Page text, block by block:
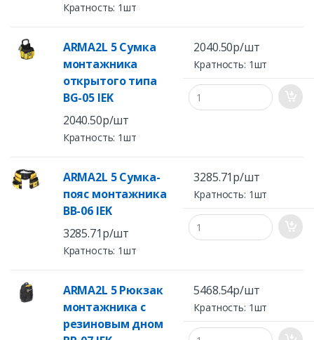
Кратность: 1шт
ARMA2L 5 Сумка
монтажника
открытого типа
BG-05 IEK
2040.50р/шт
Кратность: 1шт
2040.50р/шт
Кратность: 1шт
ARMA2L 5 Сумка-
пояс монтажника
BB-06 IEK
3285.71р/шт
Кратность: 1шт
3285.71р/шт
Кратность: 1шт
ARMA2L 5 Рюкзак
монтажника с
резиновым дном
5468.54р/шт
Кратность: 1шт